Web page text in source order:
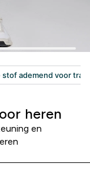
heren
en